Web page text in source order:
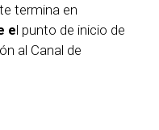
termina en
el punto de inicio de
al Canal de